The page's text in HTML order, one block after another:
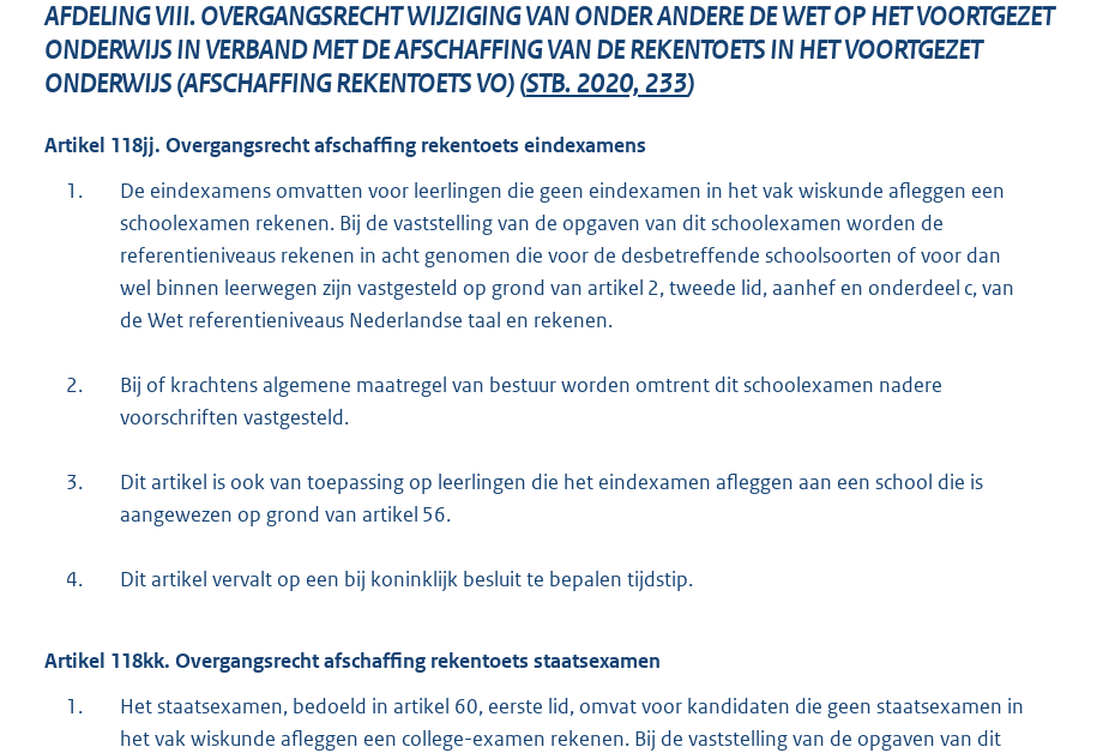
AFDELING VIII. OVERGANGSRECHT WIJZIGING VAN ONDER ANDERE DE WET OP HET VOORTGEZET
ONDERWIJS IN VERBAND MET DE AFSCHAFFING VAN DE REKENTOETS IN HET VOORTGEZET
ONDERWIJS (AFSCHAFFING REKENTOETS VO) (STB. 2020, 233)
Artikel 118jj. Overgangsrecht afschaffing rekentoets eindexamens
1.
De eindexamens omvatten voor leerlingen die geen eindexamen in het vak wiskunde afleggen een
schoolexamen rekenen. Bij de vaststelling van de opgaven van dit schoolexamen worden de
referentieniveaus rekenen in acht genomen die voor de desbetreffende schoolsoorten of voor dan
wel binnen leerwegen zijn vastgesteld op grond van artikel 2, tweede lid, aanhef en onderdeel c, van
de Wet referentieniveaus Nederlandse taal en rekenen.
2.
Bij of krachtens algemene maatregel van bestuur worden omtrent dit schoolexamen nadere
voorschriften vastgesteld.
3.
Dit artikel is ook van toepassing op leerlingen die het eindexamen afleggen aan een school die is
aangewezen op grond van artikel 56.
4. Dit artikel vervalt op een bij koninklijk besluit te bepalen tijdstip.
Artikel 118kk. Overgangsrecht afschaffing rekentoets staatsexamen
1.
Het staatsexamen, bedoeld in artikel 60, eerste lid, omvat voor kandidaten die geen staatsexamen in
het vak wiskunde afleggen een college-examen rekenen. Bij de vaststelling van de opgaven van dit